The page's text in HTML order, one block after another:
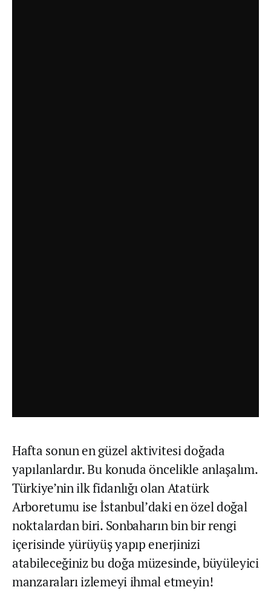
Hafta sonun en güzel aktivitesi doğada
yapılanlardır. Bu konuda öncelikle anlaşalım.
Türkiye’nin ilk fidanlığı olan Atatürk
Arboretumu ise İstanbul’daki en özel doğal
noktalardan biri. Sonbaharın bin bir rengi
içerisinde yürüyüş yapıp enerjinizi
atabileceğiniz bu doğa müzesinde, büyüleyici
manzaraları izlemeyi ihmal etmeyin!